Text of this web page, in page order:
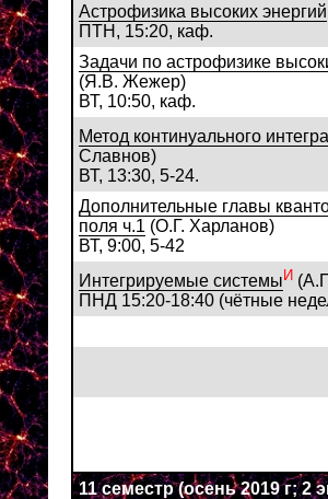
Астрофизика высоких энергий
ПТН, 15:20, каф.
Задачи по астрофизике
(Я.В. Жежер)
ВТ, 10:50, каф.
Метод континуального
Славнов)
ВТ, 13:30, 5-24.
Дополнительные главы
поля ч.1 (О.Г. Харланов)
ВТ, 9:00, 5-42
Интегрируемые системы И
ПНД 15:20-18:40 (чётные
11 семестр(осень 2019 г; 2